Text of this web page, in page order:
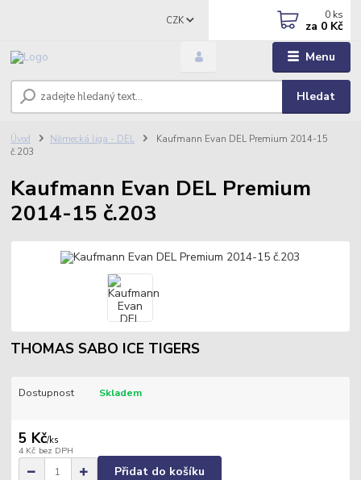
Menu
CZK
Hledat
0 ks
za 0 Kč
Úvod Německá liga - DEL
Kaufmann Evan DEL Premium 2014-15
č.203
Kaufmann Evan DEL Premium
2014-15 č.203
THOMAS SABO ICE TIGERS
Dostupnost Skladem
5 Kč/ks
4 Kč bez DPH
Přidat do košíku